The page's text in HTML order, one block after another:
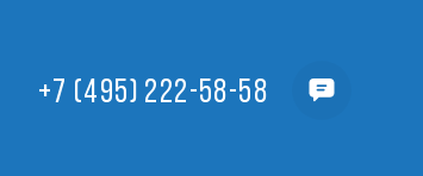
+7 (495) 222-58-58